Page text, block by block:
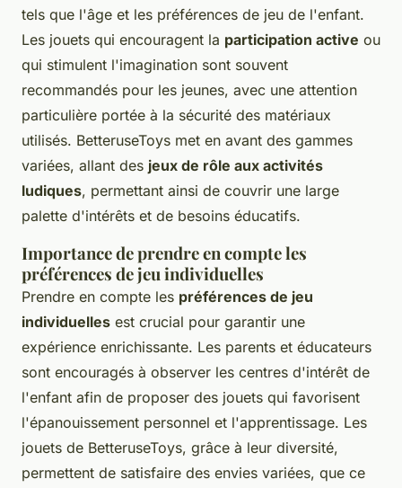
tels que l'âge et les préférences de jeu de l'enfant.
Les jouets qui encouragent la participation active ou
qui stimulent l'imagination sont souvent
recommandés pour les jeunes, avec une attention
particulière portée à la sécurité des matériaux
utilisés. BetteruseToys met en avant des gammes
variées, allant des jeux de rôle aux activités
ludiques, permettant ainsi de couvrir une large
palette d'intérêts et de besoins éducatifs.
Importance de prendre en compte les
préférences de jeu individuelles
Prendre en compte les préférences de jeu
individuelles est crucial pour garantir une
expérience enrichissante. Les parents et éducateurs
sont encouragés à observer les centres d'intérêt de
l'enfant afin de proposer des jouets qui favorisent
l'épanouissement personnel et l'apprentissage. Les
jouets de BetteruseToys, grâce à leur diversité,
permettent de satisfaire des envies variées, que ce